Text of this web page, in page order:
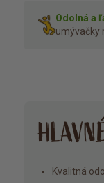
Odolná a
umývačky
Kvalitná